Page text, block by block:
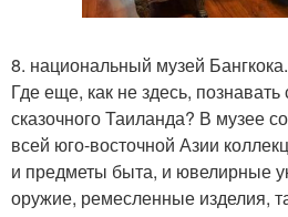
8. национальный музей Бангкока.
Где еще, как не здесь,
сказочного Таиланда? В музее
всей юго-восточной Азии
и предметы быта, и ювелирные
оружие, ремесленные изделия,